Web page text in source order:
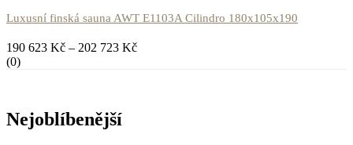
Luxusní finská sauna AWT E1103A Cilindro 180x105x190
190 623 Kč – 202 723 Kč
(0)
Nejoblíbenější